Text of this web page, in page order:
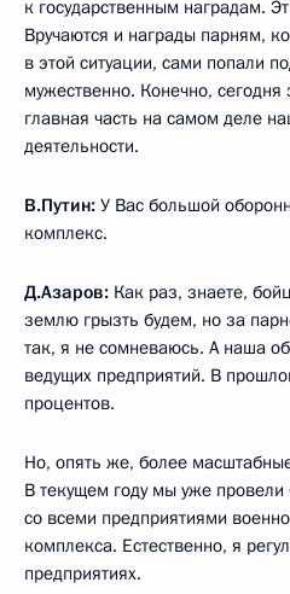
к государственным наградам.
Вручаются и награды парням,
в этой ситуации, сами попали
мужественно. Конечно,
главная часть на самом деле
деятельности.
В.Путин: У Вас большой
комплекс.
Д.Азаров: Как раз, знаете,
землю грызть будем, но за
так, я не сомневаюсь. А наша
ведущих предприятий. В
процентов.
Но, опять же, более
В текущем году мы уже
со всеми предприятиями
комплекса. Естественно, я
предприятиях.